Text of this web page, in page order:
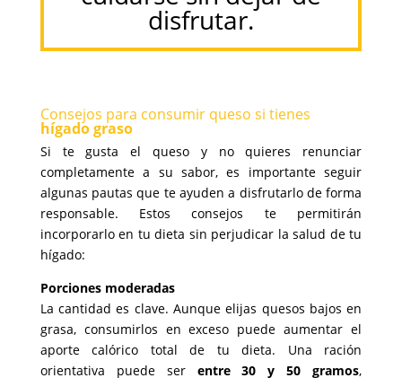
disfrutar.
Consejos para consumir queso si tienes
hígado graso
Si te gusta el queso y no quieres renunciar
completamente a su sabor, es importante seguir
algunas pautas que te ayuden a disfrutarlo de forma
responsable. Estos consejos te permitirán
incorporarlo en tu dieta sin perjudicar la salud de tu
hígado:
Porciones moderadas
La cantidad es clave. Aunque elijas quesos bajos en
grasa, consumirlos en exceso puede aumentar el
aporte calórico total de tu dieta. Una ración
orientativa puede ser entre 30 y 50 gramos,